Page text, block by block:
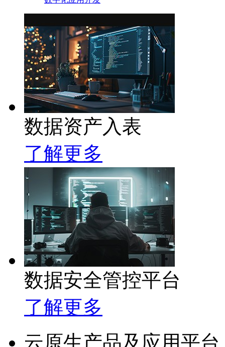
数据资产入表
了解更多
数据安全管控平台
了解更多
云原生产品及应用平台